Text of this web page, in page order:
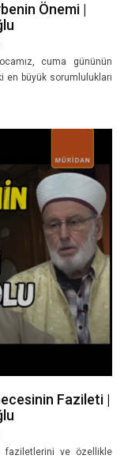
Önemi |
cuma gününün
en büyük sorumlulukları
Fazileti |
faziletlerini ve özellikle